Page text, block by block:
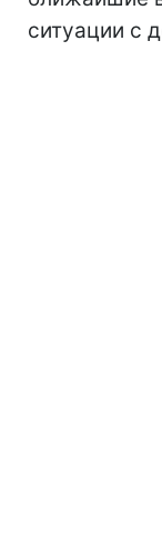
ситуации с